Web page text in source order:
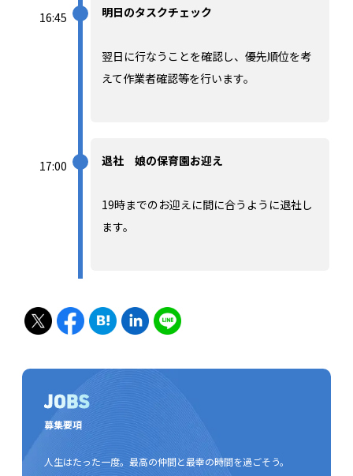
16:45 明日のタスクチェック
翌日に行なうことを確認し、優先順位を考
えて作業者確認等を行います。
17:00 退社 娘の保育園お迎え
19時までのお迎えに間に合うように退社し
ます。
JOBS
募集要項
人生は​たった​一度。​最高の​仲間と​最幸の​時間を​過ごそう。